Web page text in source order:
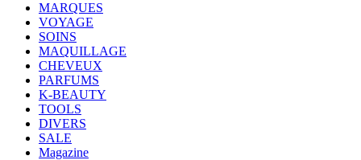
MARQUES
VOYAGE
SOINS
MAQUILLAGE
CHEVEUX
PARFUMS
K-BEAUTY
TOOLS
DIVERS
SALE
Magazine